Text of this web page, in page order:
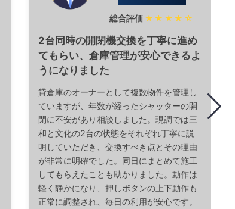
総合評価 ★★★★☆
2台同時の開閉機交換を丁寧に進め
てもらい、倉庫管理が安心できるよ
うになりました
貸倉庫のオーナーとして複数物件を管理し
ていますが、年数が経ったシャッターの開
閉に不安があり相談しました。現調では三
和と文化の2台の状態をそれぞれ丁寧に説
明していただき、交換すべき点とその理由
が非常に明確でした。同日にまとめて施工
してもらえたことも助かりました。動作は
軽く静かになり、押しボタンの上下動作も
正常に調整され、毎日の利用が安心です。